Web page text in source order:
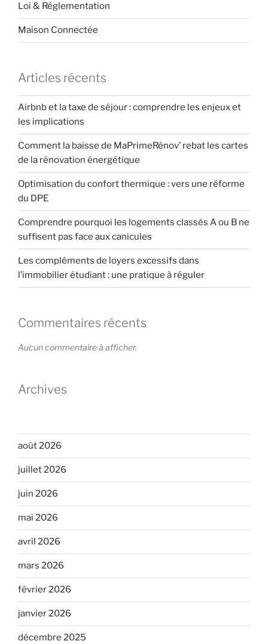
Loi & Réglementation
Maison Connectée
Articles récents
Airbnb et la taxe de séjour : comprendre les enjeux et
les implications
Comment la baisse de MaPrimeRénov’ rebat les cartes
de la rénovation énergétique
Optimisation du confort thermique : vers une réforme
du DPE
Comprendre pourquoi les logements classés A ou B ne
suffisent pas face aux canicules
Les compléments de loyers excessifs dans
l’immobilier étudiant : une pratique à réguler
Commentaires récents
Aucun commentaire à afficher.
Archives
août 2026
juillet 2026
juin 2026
mai 2026
avril 2026
mars 2026
février 2026
janvier 2026
décembre 2025